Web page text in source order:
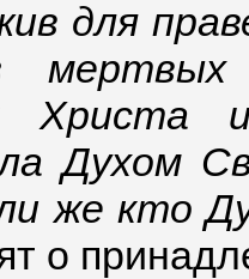
для
Духом
же кто
о